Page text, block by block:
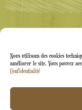
Nous utilisons des cookies
améliorer le site. Vous pouvez
Confidentialité
Arti&Inventive